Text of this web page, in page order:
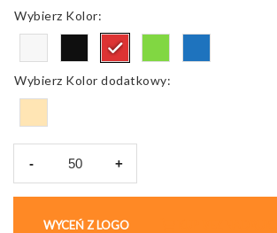
Kolor
Kolor dodatkowy
- +
WYCEŃ Z LOGO